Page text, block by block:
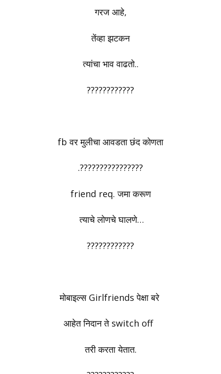
गरज आहे,
तेंव्हा झटकन
त्यांचा भाव वाढतो..
????????????
fb वर मुलीचा आवडता छंद कोणता
.????????????????
friend req. जमा करूण
त्याचे लोणचे घालणे…
????????????
मोबाइल्स Girlfriends पेक्षा बरे
आहेत निदान ते switch off
तरी करता येतात.